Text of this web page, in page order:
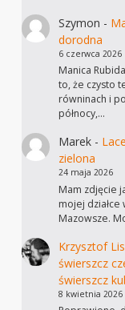
Szymon -
dorodna
6 czerwca 2026
Manica
to, że czysto
równinach i
północy,…
Marek-
zielona
24 maja 2026
Mam zdjęcie
mojej działce
Mazowsze.
Krzysztof Lis
świerszcz
świerszcz
8 kwietnia 2026